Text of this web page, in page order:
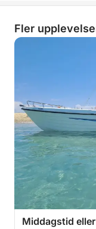
Fler
Middagstid